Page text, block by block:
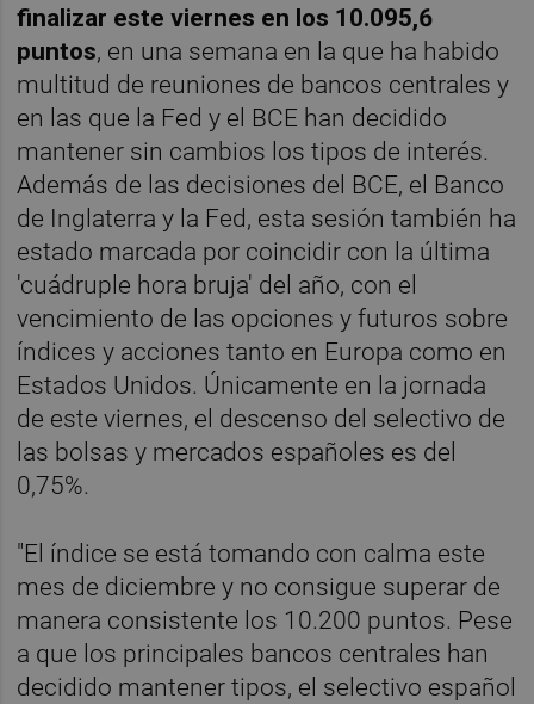
finalizar este viernes en los 10.095,6
puntos, en una semana en la que ha habido
multitud de reuniones de bancos centrales y
en las que la Fed y el BCE han decidido
mantener sin cambios los tipos de interés.
Además de las decisiones del BCE, el Banco
de Inglaterra y la Fed, esta sesión también ha
estado marcada por coincidir con la última
'cuádruple hora bruja' del año, con el
vencimiento de las opciones y futuros sobre
índices y acciones tanto en Europa como en
Estados Unidos. Únicamente en la jornada
de este viernes, el descenso del selectivo de
las bolsas y mercados españoles es del
0,75%.
"El índice se está tomando con calma este
mes de diciembre y no consigue superar de
manera consistente los 10.200 puntos. Pese
a que los principales bancos centrales han
decidido mantener tipos, el selectivo español